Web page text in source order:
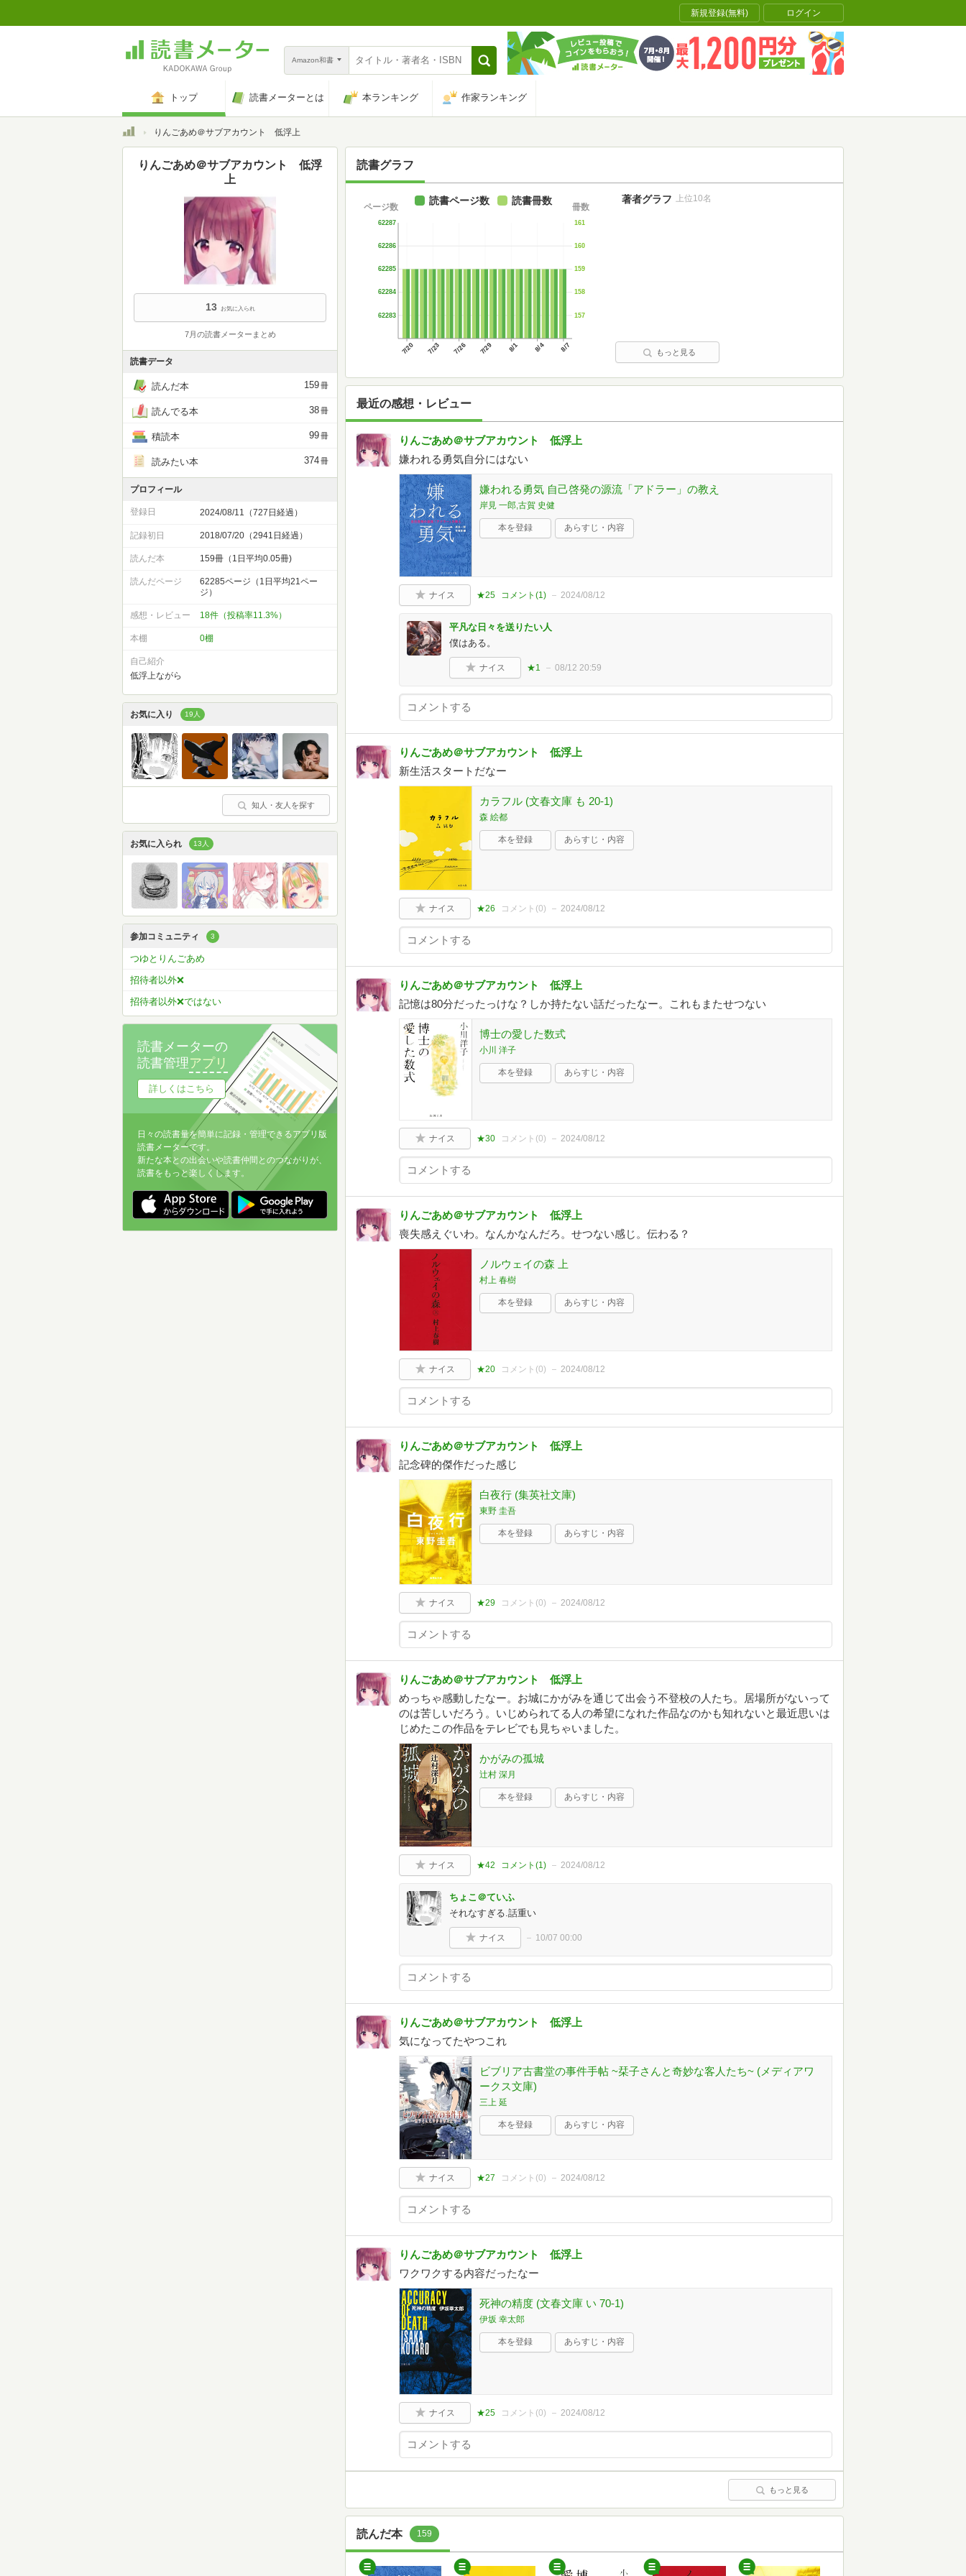
新規登録(無料) ログイン
Amazon和書
トップ 読書メーターとは 本ランキング 作家ランキング
トップりんごあめ＠サブアカウント 低浮上
読書グラフ
7/20 7/23 7/26 7/29 8/1 8/4 8/7
62283
62284
62285
62286
62287
ページ数
157
158
159
160
161
冊数
読書ページ数 読書冊数 著者グラフ 上位10名
もっと見る
最近の感想・レビュー
りんごあめ＠サブアカウント 低浮上
嫌われる勇気自分にはない
嫌われる勇気 自己啓発の源流「アドラー」の教え
岸見 一郎,古賀 史健
本を登録 あらすじ・内容
ナイス ★25 コメント(1) 2024/08/12
平凡な日々を送りたい人
僕はある。
ナイス ★1 08/12 20:59
りんごあめ＠サブアカウント 低浮上
新生活スタートだなー
カラフル (文春文庫 も 20-1)
森 絵都
本を登録 あらすじ・内容
ナイス ★26 コメント(0) 2024/08/12
りんごあめ＠サブアカウント 低浮上
記憶は80分だったっけな？しか持たない話だったなー。これもまたせつない
博士の愛した数式
小川 洋子
本を登録 あらすじ・内容
ナイス ★30 コメント(0) 2024/08/12
りんごあめ＠サブアカウント 低浮上
喪失感えぐいわ。なんかなんだろ。せつない感じ。伝わる？
ノルウェイの森 上
村上 春樹
本を登録 あらすじ・内容
ナイス ★20 コメント(0) 2024/08/12
りんごあめ＠サブアカウント 低浮上
記念碑的傑作だった感じ
白夜行 (集英社文庫)
東野 圭吾
本を登録 あらすじ・内容
ナイス ★29 コメント(0) 2024/08/12
りんごあめ＠サブアカウント 低浮上
めっちゃ感動したなー。お城にかがみを通じて出会う不登校の人たち。居場所がないって
のは苦しいだろう。いじめられてる人の希望になれた作品なのかも知れないと最近思いは
じめたこの作品をテレビでも見ちゃいました。
かがみの孤城
辻村 深月
本を登録 あらすじ・内容
ナイス ★42 コメント(1) 2024/08/12
ちょこ＠ていふ
それなすぎる.話重い
ナイス 10/07 00:00
りんごあめ＠サブアカウント 低浮上
気になってたやつこれ
ビブリア古書堂の事件手帖 ~栞子さんと奇妙な客人たち~ (メディアワ
ークス文庫)
三上 延
本を登録 あらすじ・内容
ナイス ★27 コメント(0) 2024/08/12
りんごあめ＠サブアカウント 低浮上
ワクワクする内容だったなー
死神の精度 (文春文庫 い 70-1)
伊坂 幸太郎
本を登録 あらすじ・内容
ナイス ★25 コメント(0) 2024/08/12
もっと見る
読んだ本 159
りんごあめ＠サブアカウント 低浮
上
13 お気に入られ
7月の読書メーターまとめ
読書データ
読んだ本 159冊
読んでる本 38冊
積読本 99冊
読みたい本 374冊
プロフィール
登録日 2024/08/11（727日経過）
記録初日 2018/07/20（2941日経過）
読んだ本 159冊（1日平均0.05冊)
読んだページ
62285ページ（1日平均21ペー
ジ）
感想・レビュー 18件（投稿率11.3%）
本棚 0棚
自己紹介
低浮上ながら
お気に入り 19人
知人・友人を探す
お気に入られ 13人
参加コミュニティ 3
つゆとりんごあめ
招待者以外❌
招待者以外❌ではない
読書メーターの
読書管理アプリ
詳しくはこちら
日々の読書量を簡単に記録・管理できるアプリ版
読書メーターです。
新たな本との出会いや読書仲間とのつながりが、
読書をもっと楽しくします。